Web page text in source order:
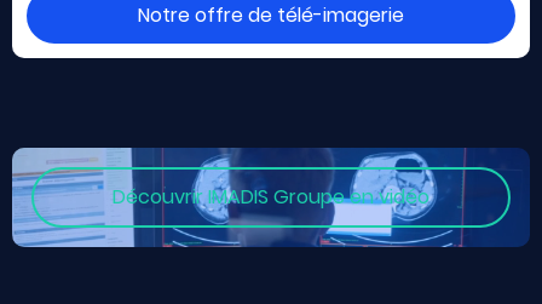
Notre offre de télé-imagerie
Découvrir IMADIS Groupe en vidéo